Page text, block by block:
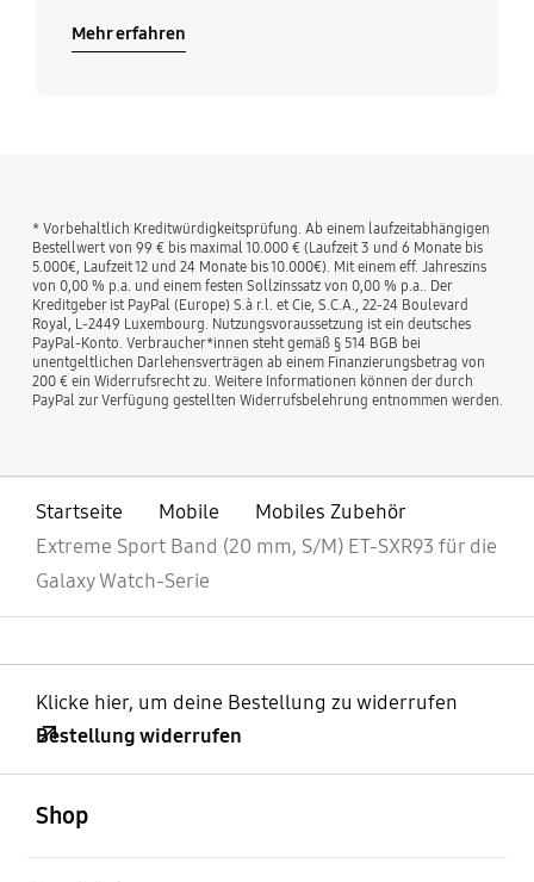
Mehr erfahren
* Vorbehaltlich Kreditwürdigkeitsprüfung. Ab einem laufzeitabhängigen
Bestellwert von 99 € bis maximal 10.000 € (Laufzeit 3 und 6 Monate bis
5.000€, Laufzeit 12 und 24 Monate bis 10.000€). Mit einem eff. Jahreszins
von 0,00 % p.a. und einem festen Sollzinssatz von 0,00 % p.a.. Der
Kreditgeber ist PayPal (Europe) S.à r.l. et Cie, S.C.A., 22-24 Boulevard
Royal, L-2449 Luxembourg. Nutzungsvoraussetzung ist ein deutsches
PayPal-Konto. Verbraucher*innen steht gemäß § 514 BGB bei
unentgeltlichen Darlehensverträgen ab einem Finanzierungsbetrag von
200 € ein Widerrufsrecht zu. Weitere Informationen können der durch
PayPal zur Verfügung gestellten Widerrufsbelehrung entnommen werden.
Startseite Mobile
Mobiles Zubehör
Extreme Sport Band (20 mm, S/M) ET-SXR93 für die
Galaxy Watch-Serie
Klicke hier, um deine Bestellung zu widerrufen
Bestellung widerrufen
Shop